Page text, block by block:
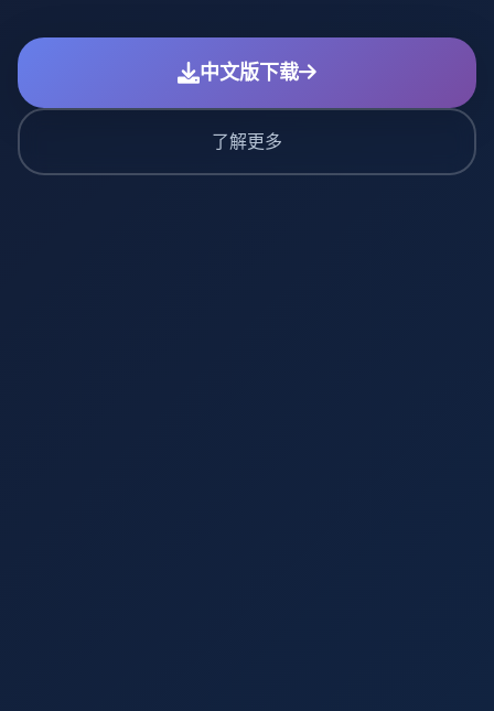
中文版下载
了解更多